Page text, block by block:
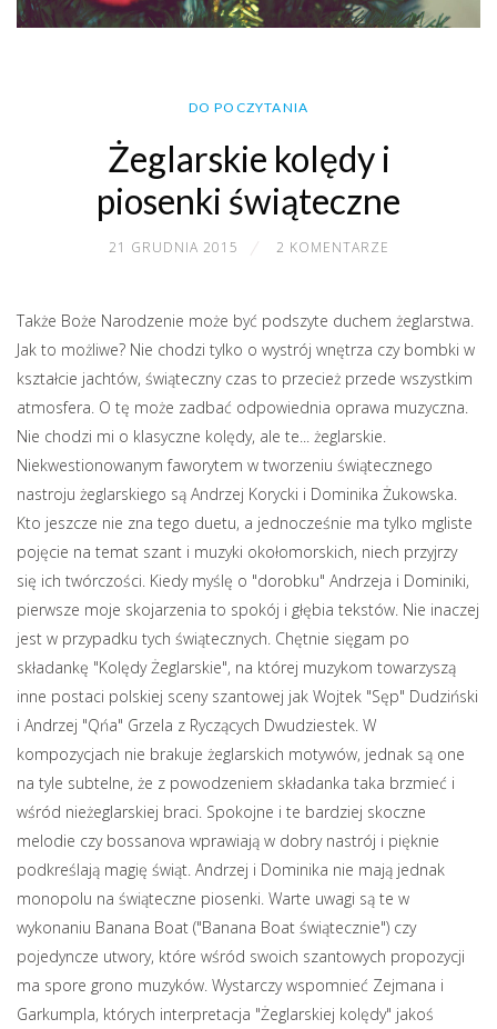
DO POCZYTANIA
Żeglarskie kolędy i
piosenki świąteczne
21 GRUDNIA 2015 2 KOMENTARZE
Także Boże Narodzenie może być podszyte duchem żeglarstwa.
Jak to możliwe? Nie chodzi tylko o wystrój wnętrza czy bombki w
kształcie jachtów, świąteczny czas to przecież przede wszystkim
atmosfera. O tę może zadbać odpowiednia oprawa muzyczna.
Nie chodzi mi o klasyczne kolędy, ale te... żeglarskie.
Niekwestionowanym faworytem w tworzeniu świątecznego
nastroju żeglarskiego są Andrzej Korycki i Dominika Żukowska.
Kto jeszcze nie zna tego duetu, a jednocześnie ma tylko mgliste
pojęcie na temat szant i muzyki okołomorskich, niech przyjrzy
się ich twórczości. Kiedy myślę o "dorobku" Andrzeja i Dominiki,
pierwsze moje skojarzenia to spokój i głębia tekstów. Nie inaczej
jest w przypadku tych świątecznych. Chętnie sięgam po
składankę "Kolędy Żeglarskie", na której muzykom towarzyszą
inne postaci polskiej sceny szantowej jak Wojtek "Sęp" Dudziński
i Andrzej "Qńa" Grzela z Ryczących Dwudziestek. W
kompozycjach nie brakuje żeglarskich motywów, jednak są one
na tyle subtelne, że z powodzeniem składanka taka brzmieć i
wśród nieżeglarskiej braci. Spokojne i te bardziej skoczne
melodie czy bossanova wprawiają w dobry nastrój i pięknie
podkreślają magię świąt. Andrzej i Dominika nie mają jednak
monopolu na świąteczne piosenki. Warte uwagi są te w
wykonaniu Banana Boat ("Banana Boat świątecznie") czy
pojedyncze utwory, które wśród swoich szantowych propozycji
ma spore grono muzyków. Wystarczy wspomnieć Zejmana i
Garkumpla, których interpretacja "Żeglarskiej kolędy" jakoś